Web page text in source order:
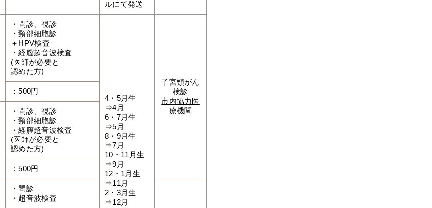
ルにて発送
・問診、視診
・頸部細胞診
＋HPV検査
・経膣超音波検査
(医師が必要と
認めた方)
4・5月生
⇒4月
6・7月生
⇒5月
8・9月生
⇒7月
10・11月生
⇒9月
12・1月生
⇒11月
2・3月生
⇒12月
子宮頸がん
検診
市内協力医
療機関
：500円
・問診、視診
・頸部細胞診
・経膣超音波検査
(医師が必要と
認めた方)
：500円
・問診
・超音波検査